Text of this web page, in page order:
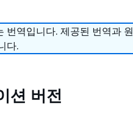
번역입니다. 제공된 번역과
다.
션 버전